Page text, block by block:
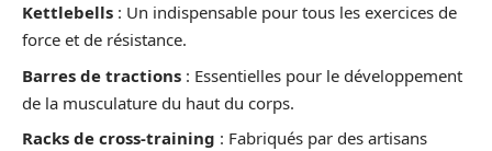
Kettlebells : Un indispensable pour tous les exercices de
force et de résistance.
Barres de tractions : Essentielles pour le développement
de la musculature du haut du corps.
Racks de cross-training : Fabriqués par des artisans